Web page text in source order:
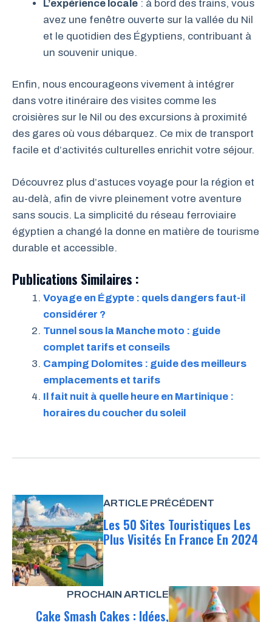
L’expérience locale : à bord des trains, vous
avez une fenêtre ouverte sur la vallée du Nil
et le quotidien des Égyptiens, contribuant à
un souvenir unique.
Enfin, nous encourageons vivement à intégrer
dans votre itinéraire des visites comme les
croisières sur le Nil ou des excursions à proximité
des gares où vous débarquez. Ce mix de transport
facile et d’activités culturelles enrichit votre séjour.
Découvrez plus d’astuces voyage pour la région et
au-delà, afin de vivre pleinement votre aventure
sans soucis. La simplicité du réseau ferroviaire
égyptien a changé la donne en matière de tourisme
durable et accessible.
Publications Similaires :
Voyage en Égypte : quels dangers faut-il
considérer ?
Tunnel sous la Manche moto : guide
complet tarifs et conseils
Camping Dolomites : guide des meilleurs
emplacements et tarifs
Il fait nuit à quelle heure en Martinique :
horaires du coucher du soleil
ARTICLE PRÉCÉDENT
Les 50 Sites Touristiques Les
Plus Visités En France En 2024
PROCHAIN ARTICLE
Cake Smash Cakes : Idées,